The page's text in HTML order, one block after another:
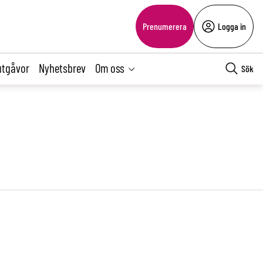
Prenumerera Logga in
Nyhetsbrev Om oss Sök